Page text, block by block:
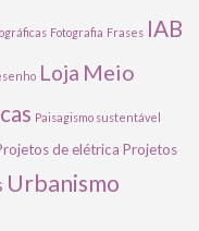
Fotografia Frases IAB
Loja Meio
Paisagismo sustentável
de elétrica Projetos
Urbanismo